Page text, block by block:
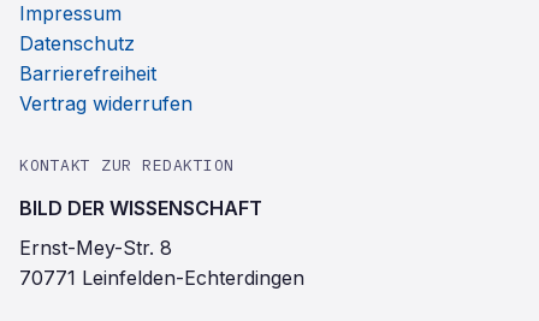
Impressum
Datenschutz
Barrierefreiheit
Vertrag widerrufen
KONTAKT ZUR REDAKTION
BILD DER WISSENSCHAFT
Ernst-Mey-Str. 8
70771 Leinfelden-Echterdingen